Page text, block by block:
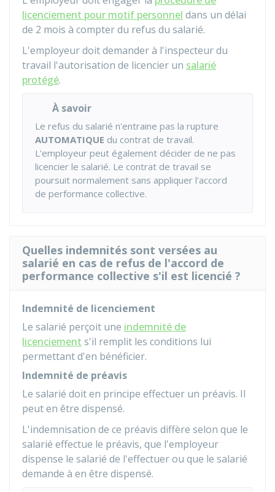
licenciement pour motif personnel dans un délai
de 2 mois à compter du refus du salarié.
L'employeur doit demander à l'inspecteur du
travail l'autorisation de licencier un salarié
protégé.
À savoir
Le refus du salarié n'entraine pas la rupture
AUTOMATIQUE du contrat de travail.
L'employeur peut également décider de ne pas
licencier le salarié. Le contrat de travail se
poursuit normalement sans appliquer l'accord
de performance collective.
Quelles indemnités sont versées au
salarié en cas de refus de l'accord de
performance collective s'il est licencié ?
Indemnité de licenciement
Le salarié perçoit une indemnité de
licenciement s'il remplit les conditions lui
permettant d'en bénéficier.
Indemnité de préavis
Le salarié doit en principe effectuer un préavis. Il
peut en être dispensé.
L'indemnisation de ce préavis diffère selon que le
salarié effectue le préavis, que l'employeur
dispense le salarié de l'effectuer ou que le salarié
demande à en être dispensé.